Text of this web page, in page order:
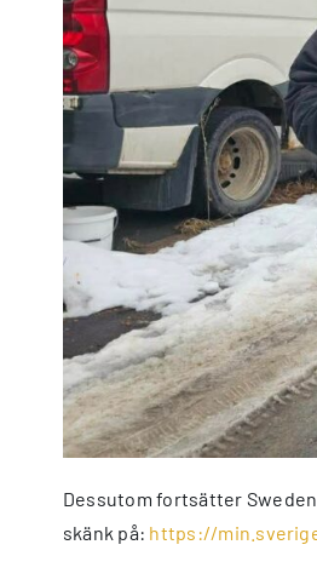
Dessutom fortsätter
skänk på: https://